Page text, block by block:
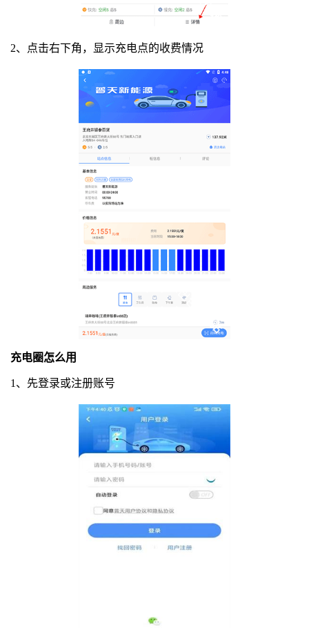
2、点击右下角，显示充电点的收费情况
充电圈怎么用
1、先登录或注册账号